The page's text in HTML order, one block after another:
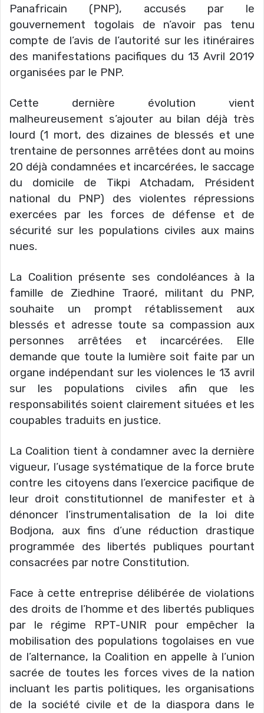
Panafricain (PNP), accusés par le
gouvernement togolais de n’avoir pas tenu
compte de l’avis de l’autorité sur les itinéraires
des manifestations pacifiques du 13 Avril 2019
organisées par le PNP.
Cette dernière évolution vient
malheureusement s’ajouter au bilan déjà très
lourd (1 mort, des dizaines de blessés et une
trentaine de personnes arrêtées dont au moins
20 déjà condamnées et incarcérées, le saccage
du domicile de Tikpi Atchadam, Président
national du PNP) des violentes répressions
exercées par les forces de défense et de
sécurité sur les populations civiles aux mains
nues.
La Coalition présente ses condoléances à la
famille de Ziedhine Traoré, militant du PNP,
souhaite un prompt rétablissement aux
blessés et adresse toute sa compassion aux
personnes arrêtées et incarcérées. Elle
demande que toute la lumière soit faite par un
organe indépendant sur les violences le 13 avril
sur les populations civiles afin que les
responsabilités soient clairement situées et les
coupables traduits en justice.
La Coalition tient à condamner avec la dernière
vigueur, l’usage systématique de la force brute
contre les citoyens dans l’exercice pacifique de
leur droit constitutionnel de manifester et à
dénoncer l’instrumentalisation de la loi dite
Bodjona, aux fins d’une réduction drastique
programmée des libertés publiques pourtant
consacrées par notre Constitution.
Face à cette entreprise délibérée de violations
des droits de l’homme et des libertés publiques
par le régime RPT-UNIR pour empêcher la
mobilisation des populations togolaises en vue
de l’alternance, la Coalition en appelle à l’union
sacrée de toutes les forces vives de la nation
incluant les partis politiques, les organisations
de la société civile et de la diaspora dans le